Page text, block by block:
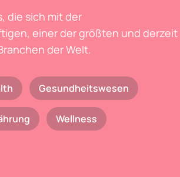
die sich mit der
einer der größten und derzeit
der Welt.
Gesundheitswesen
Wellness